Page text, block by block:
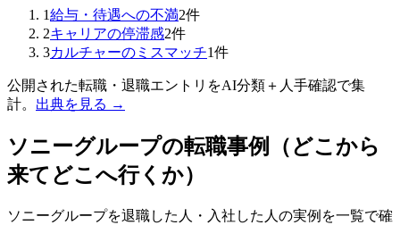
1給与・待遇への不満2件
2キャリアの停滞感2件
3カルチャーのミスマッチ1件
公開された転職・退職エントリをAI分類＋人手確認で集
計。 出典を見る →
ソニーグループの転職事例（どこから
来てどこへ行くか）
ソニーグループを退職した人・入社した人の実例を一覧で確